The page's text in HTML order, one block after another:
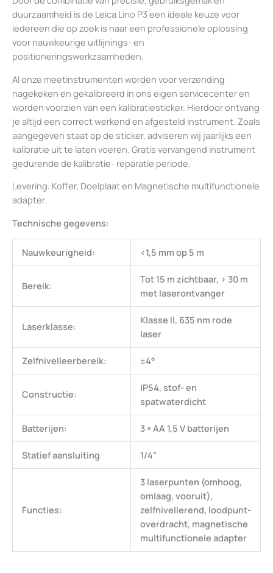
duurzaamheid is de Leica Lino P3 een ideale keuze voor
iedereen die op zoek is naar een professionele oplossing
voor nauwkeurige uitlijnings- en
positioneringswerkzaamheden.
Al onze meetinstrumenten worden voor verzending
nagekeken en gekalibreerd in ons eigen servicecenter en
worden voorzien van een kalibratiesticker. Hierdoor ontvang
je altijd een correct werkend en afgesteld instrument. Zoals
aangegeven staat op de sticker, adviseren wij jaarlijks een
kalibratie uit te laten voeren. Gratis vervangend instrument
gedurende de kalibratie- reparatie periode.
Levering: Koffer, Doelplaat en Magnetische multifunctionele
adapter.
Technische gegevens:
Nauwkeurigheid: <1,5 mm op 5 m
Bereik:
Tot 15 m zichtbaar, > 30 m
met laserontvanger
Laserklasse:
Klasse II, 635 nm rode
laser
Zelfnivelleerbereik: ­±4°
Constructie:
IP54, stof- en
spatwaterdicht
Batterijen: 3 × AA 1,5 V batterijen
Statief aansluiting 1/4”
Functies:
3 laserpunten (omhoog,
omlaag, vooruit),
zelfnivellerend, loodpunt-
overdracht, magnetische
multifunctionele adapter